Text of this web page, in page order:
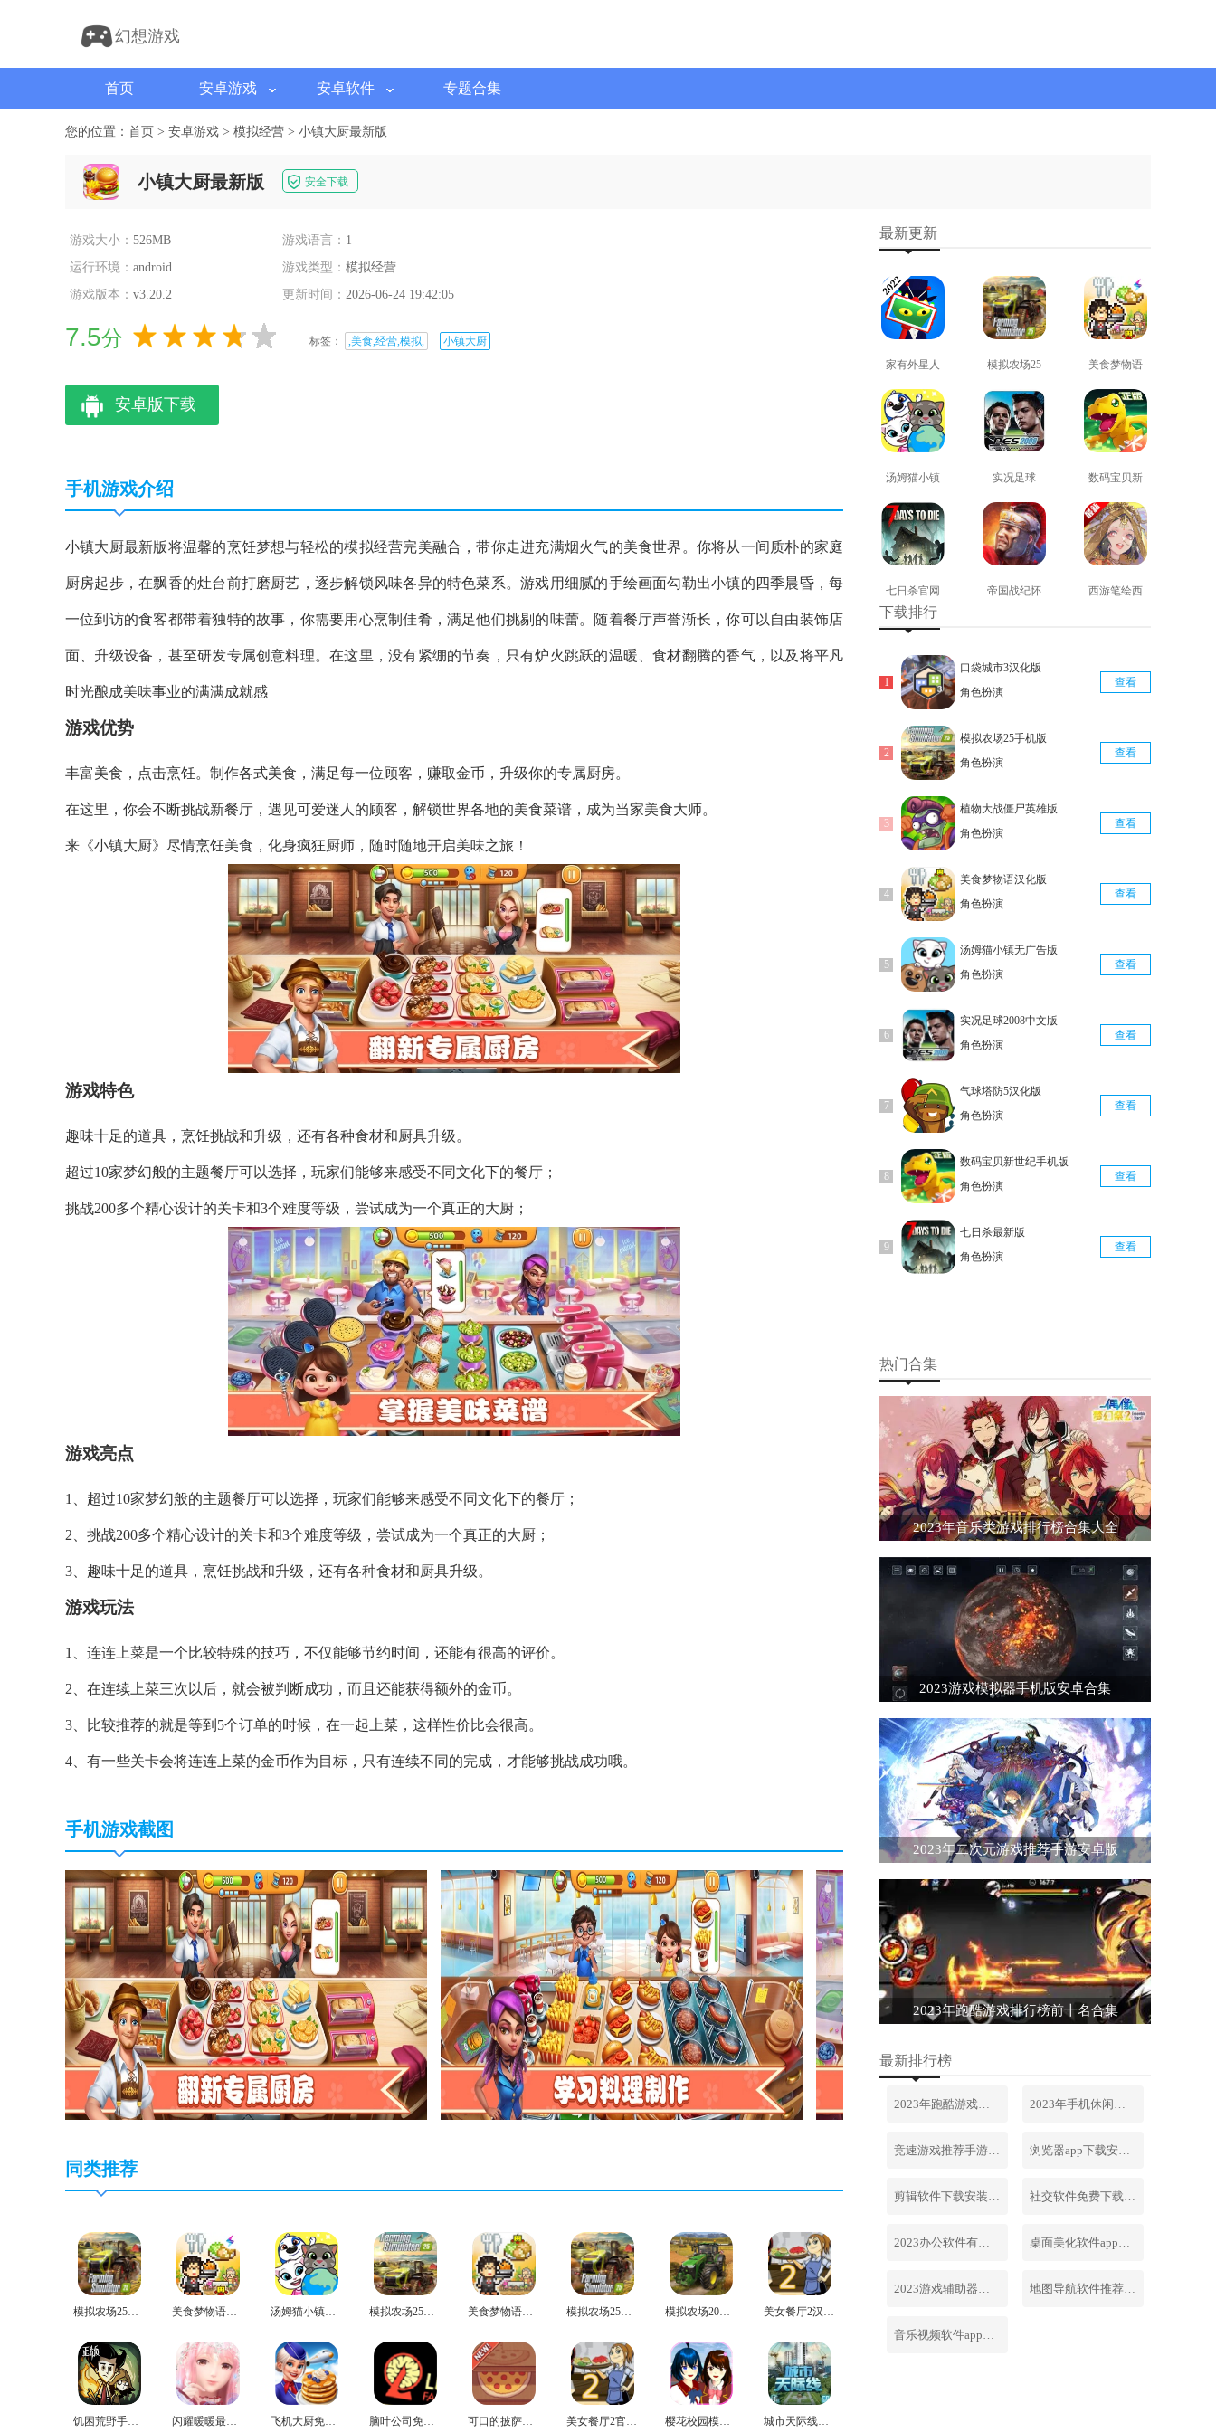
幻想游戏
首页 安卓游戏 安卓软件 专题合集
您的位置： 首页 > 安卓游戏 > 模拟经营 > 小镇大厨最新版
小镇大厨最新版 安全下载
游戏大小： 526MB 游戏语言： 1
运行环境： android 游戏类型： 模拟经营
游戏版本： v3.20.2 更新时间： 2026-06-24 19:42:05
7.5分 标签： ,美食,经营,模拟, 小镇大厨
安卓版下载
手机游戏介绍
小镇大厨最新版将温馨的烹饪梦想与轻松的模拟经营完美融合，带你走进充满烟火气的美食世界。你将从一间质朴的家庭
厨房起步，在飘香的灶台前打磨厨艺，逐步解锁风味各异的特色菜系。游戏用细腻的手绘画面勾勒出小镇的四季晨昏，每
一位到访的食客都带着独特的故事，你需要用心烹制佳肴，满足他们挑剔的味蕾。随着餐厅声誉渐长，你可以自由装饰店
面、升级设备，甚至研发专属创意料理。在这里，没有紧绷的节奏，只有炉火跳跃的温暖、食材翻腾的香气，以及将平凡
时光酿成美味事业的满满成就感
游戏优势
丰富美食，点击烹饪。制作各式美食，满足每一位顾客，赚取金币，升级你的专属厨房。
在这里，你会不断挑战新餐厅，遇见可爱迷人的顾客，解锁世界各地的美食菜谱，成为当家美食大师。
来《小镇大厨》尽情烹饪美食，化身疯狂厨师，随时随地开启美味之旅！
游戏特色
趣味十足的道具，烹饪挑战和升级，还有各种食材和厨具升级。
超过10家梦幻般的主题餐厅可以选择，玩家们能够来感受不同文化下的餐厅；
挑战200多个精心设计的关卡和3个难度等级，尝试成为一个真正的大厨；
游戏亮点
1、超过10家梦幻般的主题餐厅可以选择，玩家们能够来感受不同文化下的餐厅；
2、挑战200多个精心设计的关卡和3个难度等级，尝试成为一个真正的大厨；
3、趣味十足的道具，烹饪挑战和升级，还有各种食材和厨具升级。
游戏玩法
1、连连上菜是一个比较特殊的技巧，不仅能够节约时间，还能有很高的评价。
2、在连续上菜三次以后，就会被判断成功，而且还能获得额外的金币。
3、比较推荐的就是等到5个订单的时候，在一起上菜，这样性价比会很高。
4、有一些关卡会将连连上菜的金币作为目标，只有连续不同的完成，才能够挑战成功哦。
手机游戏截图
同类推荐
模拟农场25免费版 美食梦物语正版 汤姆猫小镇免费版 模拟农场25手机版 美食梦物语汉化版 模拟农场25中文版 模拟农场20官方正版 美女餐厅2汉化版
饥困荒野手机版 闪耀暖暖最新版 飞机大厨免费版 脑叶公司免费版 可口的披萨美味的披萨安卓版 美女餐厅2官方版 樱花校园模拟器手机正版 城市天际线手机版
最新更新
家有外星人
免费版
查看
模拟农场25
免费版
查看
美食梦物语
正版
查看
汤姆猫小镇
免费版
查看
实况足球
2008安卓版
查看
数码宝贝新
世纪免费版
查看
七日杀官网
版
查看
帝国战纪怀
西游笔绘西
下载排行
口袋城市3汉化版
角色扮演
查看
模拟农场25手机版
角色扮演
查看
植物大战僵尸英雄版
角色扮演
查看
美食梦物语汉化版
角色扮演
查看
汤姆猫小镇无广告版
角色扮演
查看
实况足球2008中文版
角色扮演
查看
气球塔防5汉化版
角色扮演
查看
数码宝贝新世纪手机版
角色扮演
查看
七日杀最新版
角色扮演
查看
热门合集
2023年音乐类游戏排行榜合集大全
2023游戏模拟器手机版安卓合集
2023年二次元游戏推荐手游安卓版
2023年跑酷游戏排行榜前十名合集
最新排行榜
2023年跑酷游戏排行榜前十名合集 2023年手机休闲游戏排行榜前十名
竞速游戏推荐手游排行榜最新2023 浏览器app下载安装免费官网
剪辑软件下载安装免费手机版 社交软件免费下载安装大全最新
2023办公软件有哪些合集软件 桌面美化软件app下载安卓版
2023游戏辅助器软件大全免费 地图导航软件推荐下载安装手机版
音乐视频软件app下载安装免费